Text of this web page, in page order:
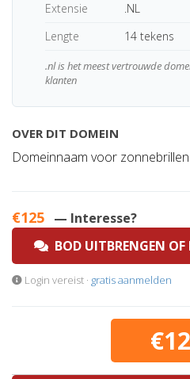
Extensie
.NL
Lengte
14 tekens
.nl is het meest vertrouwde
klanten
OVER DIT DOMEIN
Domeinnaam voor
€125 — Interesse?
BOD UITBRENGEN OF
Login vereist · gratis aanmelden